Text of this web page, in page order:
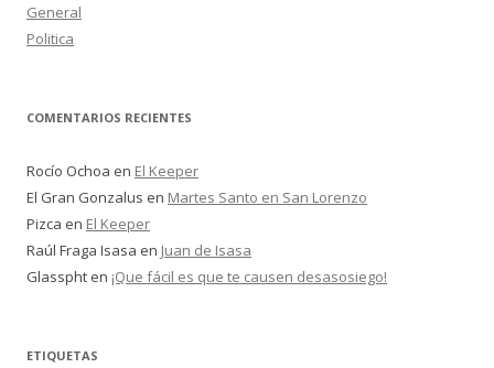
General
Politica
COMENTARIOS RECIENTES
Rocío Ochoa en El Keeper
El Gran Gonzalus en Martes Santo en San Lorenzo
Pizca en El Keeper
Raúl Fraga Isasa en Juan de Isasa
Glasspht en ¡Que fácil es que te causen desasosiego!
ETIQUETAS